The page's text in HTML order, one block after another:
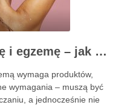
Szampon na łuszczycę i egzemę – jak świadomie dobierać produkty przy wrażliwej skórze głowy?
wymaga produktów,
wymagania – muszą być
a jednocześnie nie